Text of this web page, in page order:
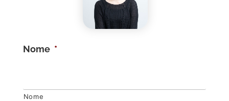
Nome *
Nome